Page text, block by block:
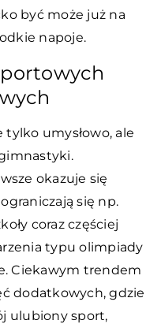
być może już na
napoje.
tylko umysłowo, ale
okazuje się
się np.
coraz częściej
typu olimpiady
Ciekawym trendem
dodatkowych, gdzie
ulubiony sport,